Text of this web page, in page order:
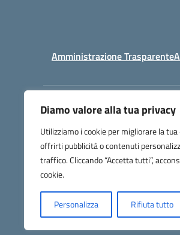
Diamo valore alla tua privacy
Utilizziamo i cookie per migliorare la
offrirti pubblicità o contenuti
traffico. Cliccando “Accetta tutti”,
cookie.
Personalizza Rifiuta tutto
Amministrazione Trasparente